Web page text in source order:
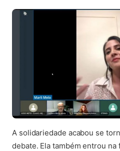
A solidariedade acabou se
debate. Ela também entrou na